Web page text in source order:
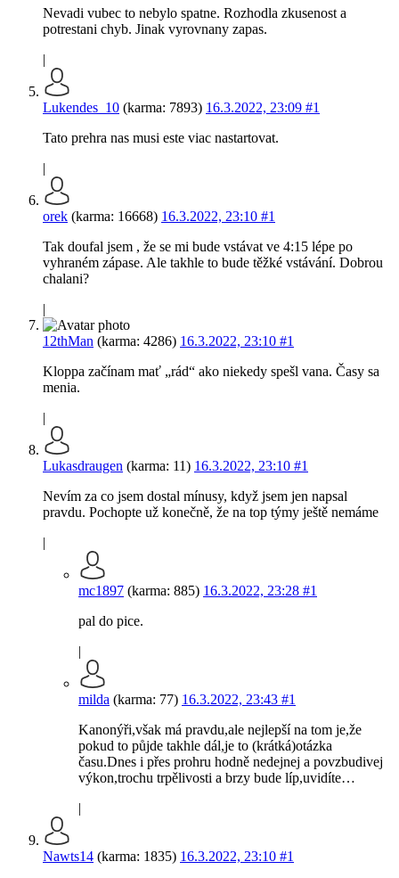
Nevadi vubec to nebylo spatne. Rozhodla zkusenost a
potrestani chyb. Jinak vyrovnany zapas.
|
Lukendes_10 (karma: 7893) 16.3.2022, 23:09 #1
Tato prehra nas musi este viac nastartovat.
|
orek (karma: 16668) 16.3.2022, 23:10 #1
Tak doufal jsem , že se mi bude vstávat ve 4:15 lépe po
vyhraném zápase. Ale takhle to bude těžké vstávání. Dobrou
chalani?
|
12thMan (karma: 4286) 16.3.2022, 23:10 #1
Kloppa začínam mať „rád“ ako niekedy spešl vana. Časy sa
menia.
|
Lukasdraugen (karma: 11) 16.3.2022, 23:10 #1
Nevím za co jsem dostal mínusy, když jsem jen napsal
pravdu. Pochopte už konečně, že na top týmy ještě nemáme
|
mc1897 (karma: 885) 16.3.2022, 23:28 #1
pal do pice.
|
milda (karma: 77) 16.3.2022, 23:43 #1
Kanonýři,však má pravdu,ale nejlepší na tom je,že
pokud to půjde takhle dál,je to (krátká)otázka
času.Dnes i přes prohru hodně nedejnej a povzbudivej
výkon,trochu trpělivosti a brzy bude líp,uvidíte…
|
Nawts14 (karma: 1835) 16.3.2022, 23:10 #1